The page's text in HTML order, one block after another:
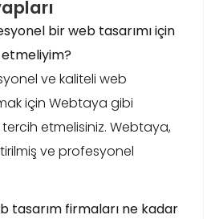
bir web tasarımı için
ve kaliteli web
için Webtaya gibi
etmelisiniz. Webtaya,
ve profesyonel
tasarım firmaları ne kadar